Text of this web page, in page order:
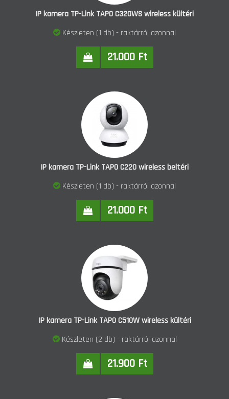
IP kamera TP-Link TAPO C320WS wireless kültéri
Készleten (1 db) - raktárról azonnal
21.000 Ft
IP kamera TP-Link TAPO C220 wireless beltéri
Készleten (1 db) - raktárról azonnal
21.000 Ft
IP kamera TP-Link TAPO C510W wireless kültéri
Készleten (2 db) - raktárról azonnal
21.900 Ft